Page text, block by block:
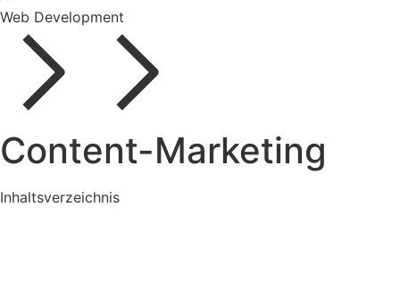
Web Development
Content-Marketing
Inhaltsverzeichnis